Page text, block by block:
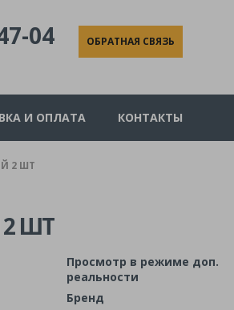
04 ОБРАТНАЯ СВЯЗЬ
И ОПЛАТА КОНТАКТЫ
2 ШТ
2 ШТ
Просмотр в режиме доп.
реальности
Бренд